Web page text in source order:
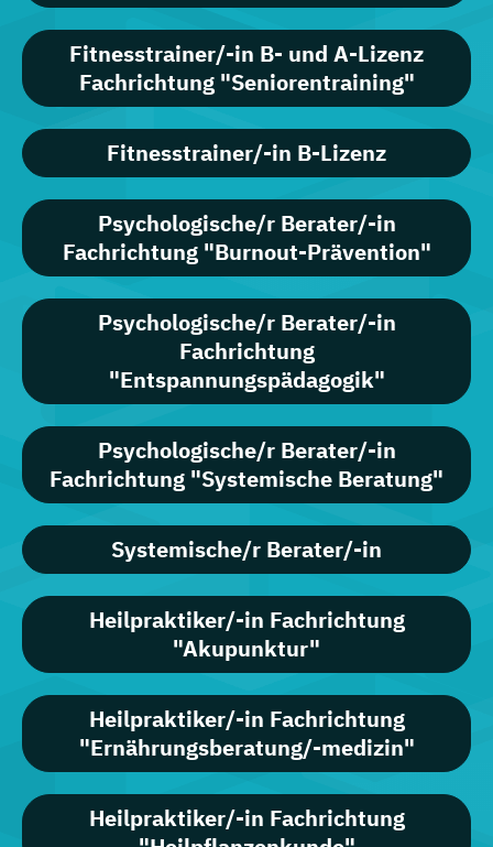
Fitnesstrainer/-in B- und A-Lizenz
Fachrichtung "Seniorentraining"
Fitnesstrainer/-in B-Lizenz
Psychologische/r Berater/-in
Fachrichtung "Burnout-Prävention"
Psychologische/r Berater/-in
Fachrichtung
"Entspannungspädagogik"
Psychologische/r Berater/-in
Fachrichtung "Systemische Beratung"
Systemische/r Berater/-in
Heilpraktiker/-in Fachrichtung
"Akupunktur"
Heilpraktiker/-in Fachrichtung
"Ernährungsberatung/-medizin"
Heilpraktiker/-in Fachrichtung